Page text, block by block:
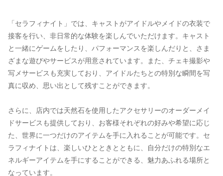
「セラフィナイト」では、キャストがアイドルやメイドの衣装で
接客を行い、非日常的な体験を楽しんでいただけます。キャスト
と一緒にゲームをしたり、パフォーマンスを楽しんだりと、さま
ざまな遊びやサービスが用意されています。また、チェキ撮影や
写メサービスも充実しており、アイドルたちとの特別な瞬間を写
真に収め、思い出として残すことができます。
さらに、店内では天然石を使用したアクセサリーのオーダーメイ
ドサービスも提供しており、お客様それぞれの好みや希望に応じ
た、世界に一つだけのアイテムを手に入れることが可能です。セ
ラフィナイトは、楽しいひとときとともに、自分だけの特別なエ
ネルギーアイテムを手にすることができる、魅力あふれる場所と
なっています。